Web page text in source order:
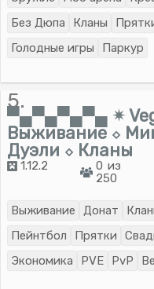
Без Дюпа
Кланы
Голодные игры
Паркур
5.
▀▄▀▄▀▄▀▄ ✴
Выживание ⬦
Дуэли ⬦ Кланы
1.12.2
0 из
250
Выживание Донат
Пейнтбол
Прятки
Экономика
PVE PvP